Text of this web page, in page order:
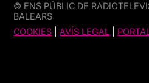
© ENS PÚBLIC DE
BALEARS
COOKIES |AVÍS LEGAL